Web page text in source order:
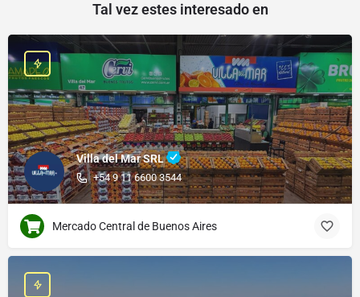
Tal vez estes interesado en
Villa del Mar SRL
+54 9 11 6600 3544
Mercado Central de Buenos Aires